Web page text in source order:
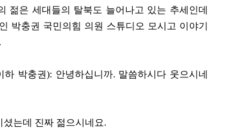
젊은 세대들의 탈북도 늘어나고 있는 추세인데
박충권 국민의힘 의원 스튜디오 모시고 이야기
박충권): 안녕하십니까. 말씀하시다 웃으시네
는데 진짜 젊으시네요.